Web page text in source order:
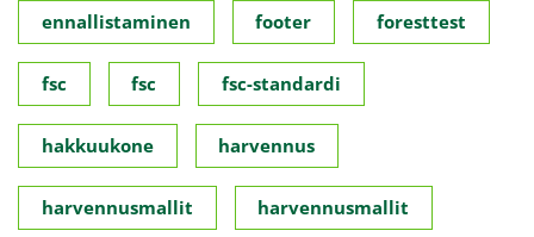
ennallistaminen footer foresttest
fsc fsc fsc-standardi
hakkuukone harvennus
harvennusmallit harvennusmallit